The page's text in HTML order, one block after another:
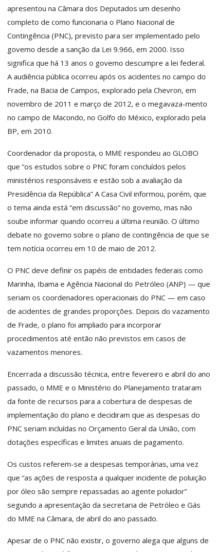
apresentou na Câmara dos Deputados um desenho
completo de como funcionaria o Plano Nacional de
Contingência (PNC), previsto para ser implementado pelo
govemo desde a sanção da Lei 9.966, em 2000. Isso
significa que há 13 anos o govemo descumpre a lei federal.
A audiência pública ocorreu após os acidentes no campo do
Frade, na Bacia de Campos, explorado pela Chevron, em
novembro de 2011 e março de 2012, e o megavaza-mento
no campo de Macondo, no Golfo do México, explorado pela
BP, em 2010.
Coordenador da proposta, o MME respondeu ao GLOBO
que “os estudos sobre o PNC foram concluídos pelos
ministérios responsáveis e estão sob a avaliação da
Presidência da República” A Casa Civil informou, porém, que
o tema ainda está “em discussão” no govemo, mas não
soube informar quando ocorreu a última reunião. O último
debate no govemo sobre o plano de contingência de que se
tem notícia ocorreu em 10 de maio de 2012.
O PNC deve definir os papéis de entidades federais como
Marinha, Ibama e Agência Nacional do Petróleo (ANP) — que
seriam os coordenadores operacionais do PNC — em caso
de acidentes de grandes proporções. Depois do vazamento
de Frade, o plano foi ampliado para incorporar
procedimentos até então não previstos em casos de
vazamentos menores.
Encerrada a discussão técnica, entre fevereiro e abril do ano
passado, o MME e o Ministério do Planejamento trataram
da fonte de recursos para a cobertura de despesas de
implementação do plano e decidiram que as despesas do
PNC seriam incluídas no Orçamento Geral da União, com
dotações específicas e limites anuais de pagamento.
Os custos referem-se a despesas temporárias, uma vez
que “as ações de resposta a qualquer incidente de poluição
por óleo são sempre repassadas ao agente poluidor”
segundo a apresentação da secretaria de Petróleo e Gás
do MME na Câmara, de abril do ano passado.
Apesar de o PNC não existir, o governo alega que alguns de